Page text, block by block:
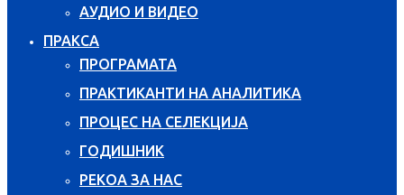
АУДИО И ВИДЕО
ПРАКСА
ПРОГРАМАТА
ПРАКТИКАНТИ НА АНАЛИТИКА
ПРОЦЕС НА СЕЛЕКЦИЈА
ГОДИШНИК
РЕКОА ЗА НАС